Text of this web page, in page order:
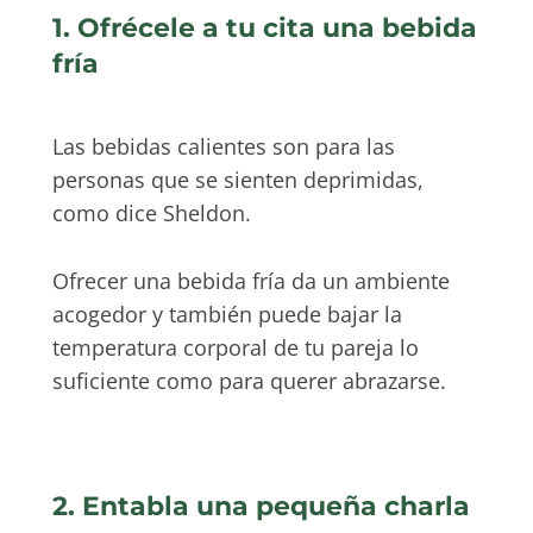
1. Ofrécele a tu cita una bebida
fría
Las bebidas calientes son para las
personas que se sienten deprimidas,
como dice Sheldon.
Ofrecer una bebida fría da un ambiente
acogedor y también puede bajar la
temperatura corporal de tu pareja lo
suficiente como para querer abrazarse.
2. Entabla una pequeña charla